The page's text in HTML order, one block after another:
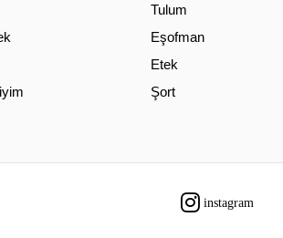
Tulum
Eşofman
Etek
Şort
instagram